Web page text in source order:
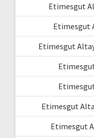
Etimesgut
Etimesgut
Etimesgut
Etimesgut
Etimesgut